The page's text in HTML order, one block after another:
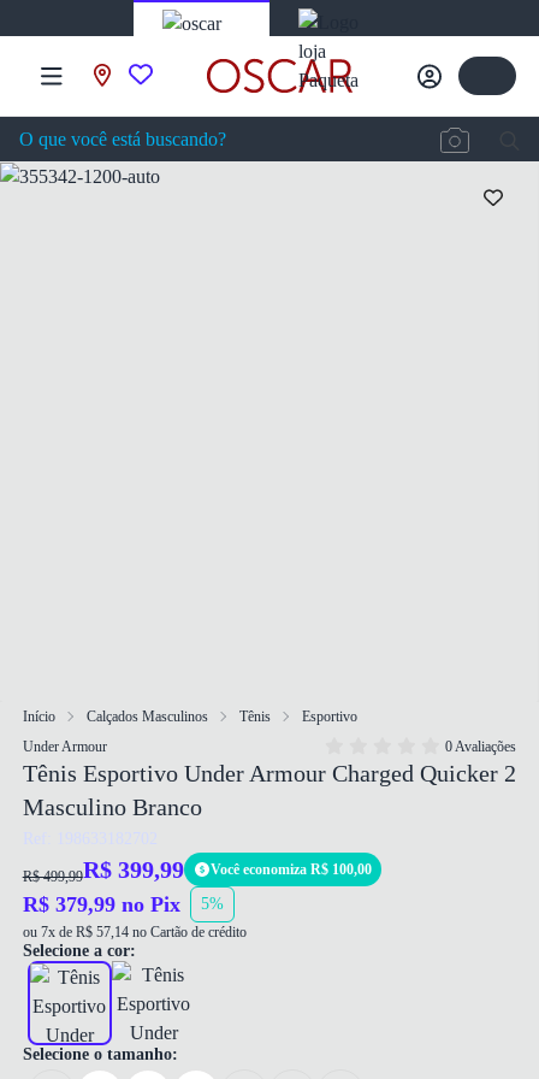
Início Calçados Masculinos Tênis
Esportivo
Under Armour
0 Avaliações
Tênis Esportivo Under Armour Charged Quicker 2
Masculino Branco
Ref: 198633182702
R$ 499,99R$ 399,99 Você economiza R$ 100,00
R$ 379,99 no Pix 5%
ou 7x de R$ 57,14 no Cartão de crédito
Selecione a cor:
Selecione o tamanho: